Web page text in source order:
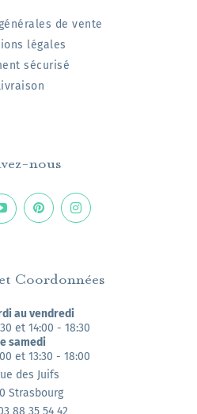
de vente
légales
sécurisé
nous
Coordonnées
au vendredi
et 14:00 - 18:30
samedi
et 13:30 - 18:00
des Juifs
Strasbourg